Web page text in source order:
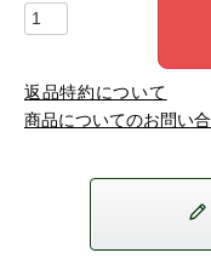
返品特約について
商品についてのお問い